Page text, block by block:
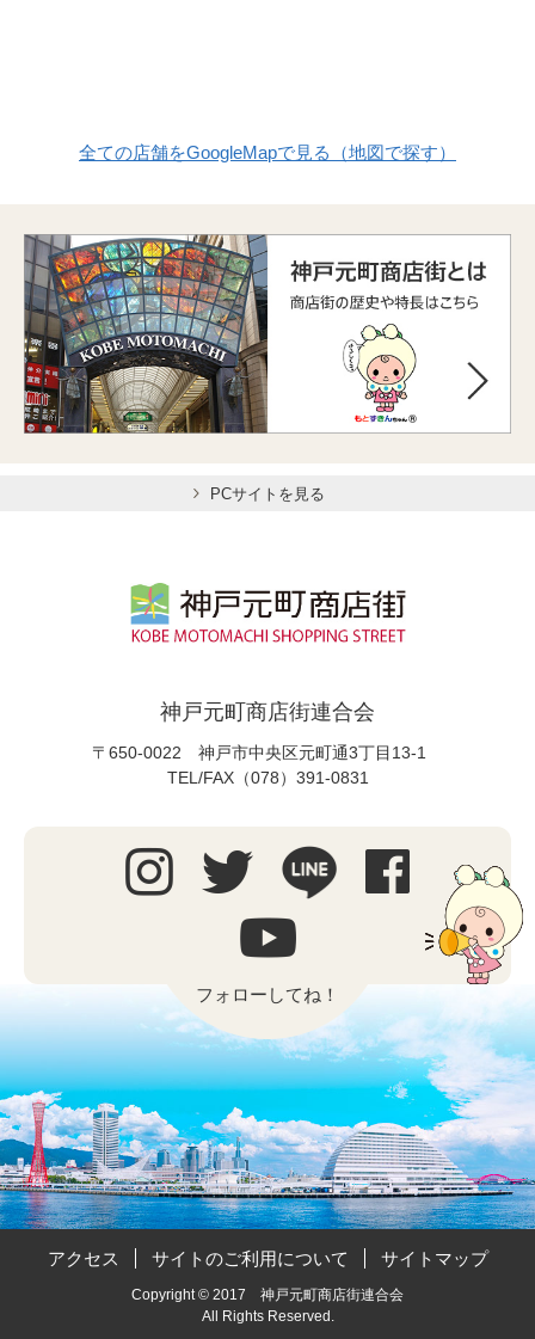
全ての店舗をGoogleMapで見る（地図で探す）
PCサイトを見る
神戸元町商店街連合会
〒650-0022 神戸市中央区元町通3丁目13-1
TEL/FAX（078）391-0831
フォローしてね！
アクセス サイトのご利用について サイトマップ
Copyright © 2017 神戸元町商店街連合会
All Rights Reserved.